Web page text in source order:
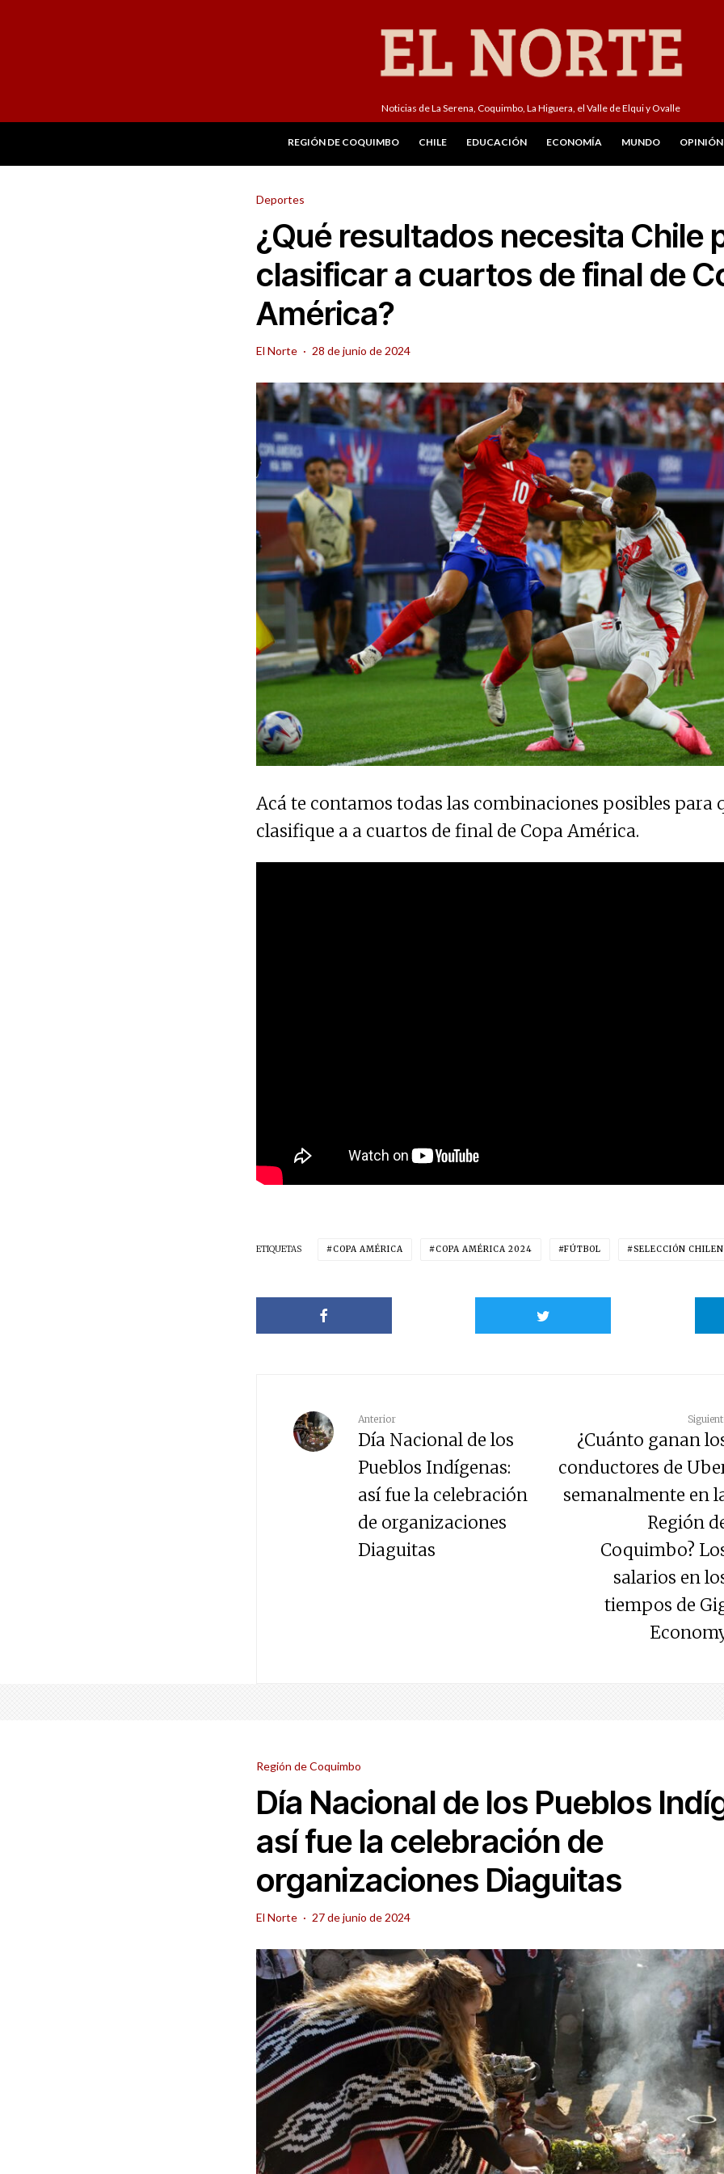
Noticias de La Serena, Coquimbo, La Higuera, el Valle de Elqui y Ovalle
REGIÓN DE COQUIMBO CHILE EDUCACIÓN ECONOMÍA MUNDO OPINIÓN
Deportes
¿Qué resultados necesita Chile
clasificar a cuartos de final de
América?
El Norte · 28 de junio de 2024
Acá te contamos todas las combinaciones posibles para
clasifique a a cuartos de final de Copa América.
ETIQUETAS COPA AMÉRICA COPA AMÉRICA 2024 FÚTBOL SELECCIÓN
Anterior
Día Nacional de los
Pueblos Indígenas:
así fue la celebración
de organizaciones
Diaguitas
¿Cuánto ganan
conductores de
semanalmente en
Región
Coquimbo?
salarios en
tiempos de
Región de Coquimbo
Día Nacional de los Pueblos
así fue la celebración de
organizaciones Diaguitas
El Norte · 27 de junio de 2024